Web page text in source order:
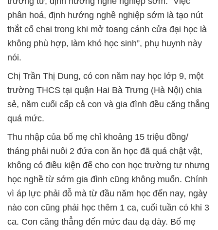
phân hoá, định hướng nghề nghiệp sớm là tạo nút
thắt cổ chai trong khi mở toang cánh cửa đại học là
không phù hợp, làm khó học sinh”, phụ huynh này
nói.
Chị Trần Thị Dung, có con năm nay học lớp 9, một
trường THCS tại quận Hai Bà Trưng (Hà Nội) chia
sẻ, năm cuối cấp cả con và gia đình đều căng thẳng
quá mức.
Thu nhập của bố mẹ chỉ khoảng 15 triệu đồng/
tháng phải nuôi 2 đứa con ăn học đã quá chật vật,
không có điều kiện để cho con học trường tư nhưng
học nghề từ sớm gia đình cũng không muốn. Chính
vì áp lực phải đỗ mà từ đầu năm học đến nay, ngày
nào con cũng phải học thêm 1 ca, cuối tuần có khi 3
ca. Con căng thẳng đến mức đau dạ dày. Bố mẹ